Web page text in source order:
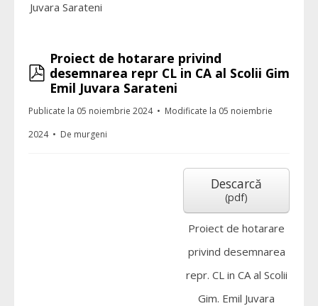
Juvara Sarateni
pdf
Proiect de hotarare privind
desemnarea repr CL in CA al Scolii Gim
Emil Juvara Sarateni
Publicate la 05 noiembrie 2024
Modificate la 05 noiembrie
2024
De murgeni
Descarcă
(pdf)
Proiect de hotarare
privind desemnarea
repr. CL in CA al Scolii
Gim. Emil Juvara